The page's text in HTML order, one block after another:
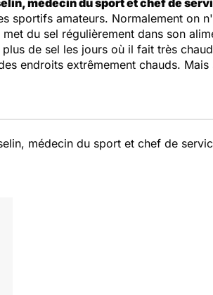
médecin du sport et chef de
sportifs amateurs. Normalement on
du sel régulièrement dans son
de sel les jours où il fait très
endroits extrêmement chauds.
médecin du sport et chef de